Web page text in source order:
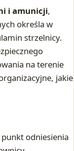
i amunicji,
określa w
strzelnicy.
na terenie
jakie
odniesienia